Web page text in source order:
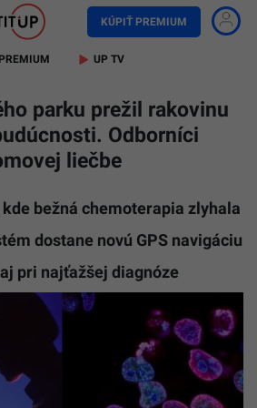
KÚPIŤ PREMIUM
PREMIUM UP TV
parku prežil rakovinu
Odborníci
liečbe
bežná chemoterapia zlyhala
dostane novú GPS navigáciu
pri najťažšej diagnóze
foto